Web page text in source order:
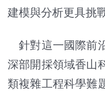
建模與分析更具挑
針對這一國際前
深部開採領域香山
類複雜工程科學難